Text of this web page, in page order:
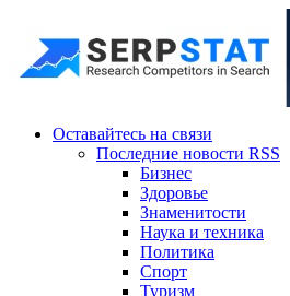
Оставайтесь на связи
Последние новости RSS
Бизнес
Здоровье
Знаменитости
Наука и техника
Политика
Спорт
Туризм